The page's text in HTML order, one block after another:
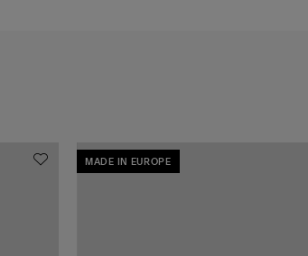
MADE IN EUROPE